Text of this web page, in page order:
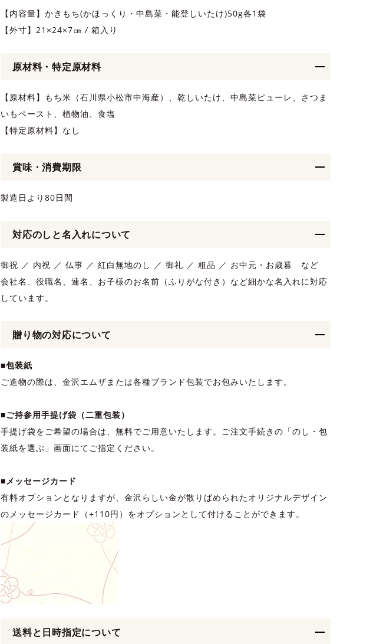
【内容量】かきもち(かほっくり・中島菜・能登しいたけ)50g各1袋
【外寸】21×24×7㎝ / 箱入り
原材料・特定原材料
【原材料】もち米（石川県小松市中海産）、乾しいたけ、中島菜ピューレ、さつま
いもペースト、植物油、食塩
【特定原材料】なし
賞味・消費期限
製造日より80日間
対応のしと名入れについて
御祝 ／ 内祝 ／ 仏事 ／ 紅白無地のし ／ 御礼 ／ 粗品 ／ お中元・お歳暮 など
会社名、役職名、連名、お子様のお名前（ふりがな付き）など細かな名入れに対応
しています。
贈り物の対応について
■包装紙
ご進物の際は、金沢エムザまたは各種ブランド包装でお包みいたします。
■ご持参用手提げ袋（二重包装）
手提げ袋をご希望の場合は、無料でご用意いたします。ご注文手続きの「のし・包
装紙を選ぶ」画面にてご指定ください。
■メッセージカード
有料オプションとなりますが、金沢らしい金が散りばめられたオリジナルデザイン
のメッセージカード（+110円）をオプションとして付けることができます。
送料と日時指定について